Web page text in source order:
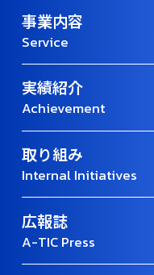
事業内容
Service
実績紹介
Achievement
取り組み
Internal Initiatives
広報誌
A-TIC Press